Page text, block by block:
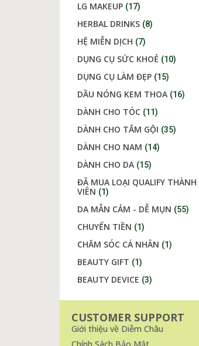
LG MAKEUP (17)
HERBAL DRINKS (8)
HỆ MIỄN DỊCH (7)
DỤNG CỤ SỨC KHOẺ (10)
DỤNG CỤ LÀM ĐẸP (15)
DẦU NÓNG KEM THOA (16)
DÀNH CHO TÓC (11)
DÀNH CHO TẮM GỘI (35)
DÀNH CHO NAM (14)
DÀNH CHO DA (15)
ĐÃ MUA LOẠI QUALIFY THÀNH
VIÊN (1)
DA MẪN CẢM - DỄ MỤN (55)
CHUYỂN TIỀN (1)
CHĂM SÓC CÁ NHÂN (1)
BEAUTY GIFT (1)
BEAUTY DEVICE (3)
CUSTOMER SUPPORT
Giới thiệu về Diễm Châu